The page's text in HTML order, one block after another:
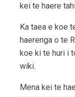
kei te haere
Ka taea e koe
haerenga o te
koe ki te huri i
wiki.
Mena kei te